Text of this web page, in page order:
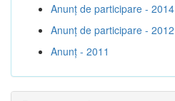
Anunț de participare - 2014
Anunț de participare - 2012
Anunț - 2011